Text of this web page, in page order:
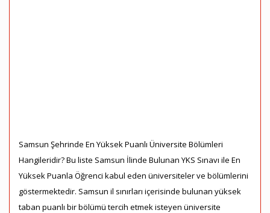
Samsun Şehrinde En Yüksek Puanlı Üniversite Bölümleri
Hangileridir? Bu liste Samsun İlinde Bulunan YKS Sınavı ile En
Yüksek Puanla Öğrenci kabul eden üniversiteler ve bölümlerini
göstermektedir. Samsun il sınırları içerisinde bulunan yüksek
taban puanlı bir bölümü tercih etmek isteyen üniversite